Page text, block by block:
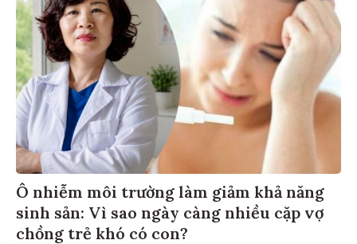
Ô nhiễm môi trường làm giảm khả năng
sinh sản: Vì sao ngày càng nhiều cặp vợ
chồng trẻ khó có con?